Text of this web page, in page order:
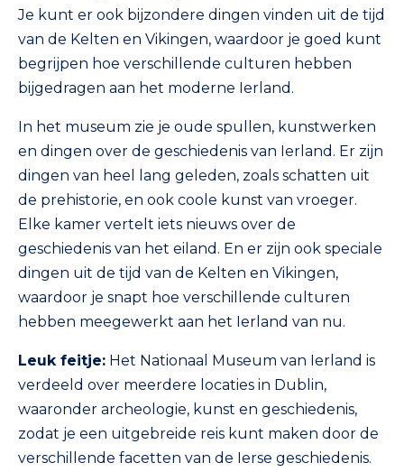
Je kunt er ook bijzondere dingen vinden uit de tijd
van de Kelten en Vikingen, waardoor je goed kunt
begrijpen hoe verschillende culturen hebben
bijgedragen aan het moderne Ierland.
In het museum zie je oude spullen, kunstwerken
en dingen over de geschiedenis van Ierland. Er zijn
dingen van heel lang geleden, zoals schatten uit
de prehistorie, en ook coole kunst van vroeger.
Elke kamer vertelt iets nieuws over de
geschiedenis van het eiland. En er zijn ook speciale
dingen uit de tijd van de Kelten en Vikingen,
waardoor je snapt hoe verschillende culturen
hebben meegewerkt aan het Ierland van nu.
Leuk feitje: Het Nationaal Museum van Ierland is
verdeeld over meerdere locaties in Dublin,
waaronder archeologie, kunst en geschiedenis,
zodat je een uitgebreide reis kunt maken door de
verschillende facetten van de Ierse geschiedenis.